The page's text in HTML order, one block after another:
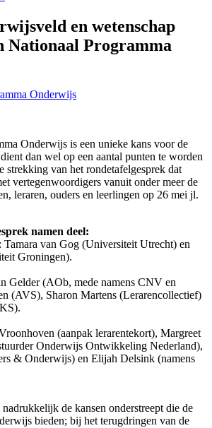
en wetenschap
Nationaal Programma
Onderwijs
Onderwijs is een unieke kans voor de
dan wel op een aantal punten te worden
strekking van het rondetafelgesprek dat
vertegenwoordigers vanuit onder meer de
leraren, ouders en leerlingen op 26 mei jl.
namen deel:
Tamara van Gog (Universiteit Utrecht) en
Groningen).
Gelder (AOb, mede namens CNV en
(AVS), Sharon Martens (Lerarencollectief)
(aanpak lerarentekort), Margreet
Onderwijs Ontwikkeling Nederland),
& Onderwijs) en Elijah Delsink (namens
de kansen onderstreept die de
bieden; bij het terugdringen van de